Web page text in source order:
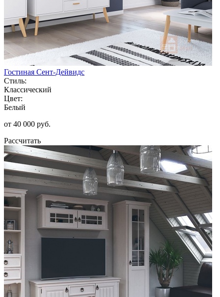
Гостиная Сент-Дейвидс
Стиль:
Классический
Цвет:
Белый
от 40 000 руб.
Рассчитать